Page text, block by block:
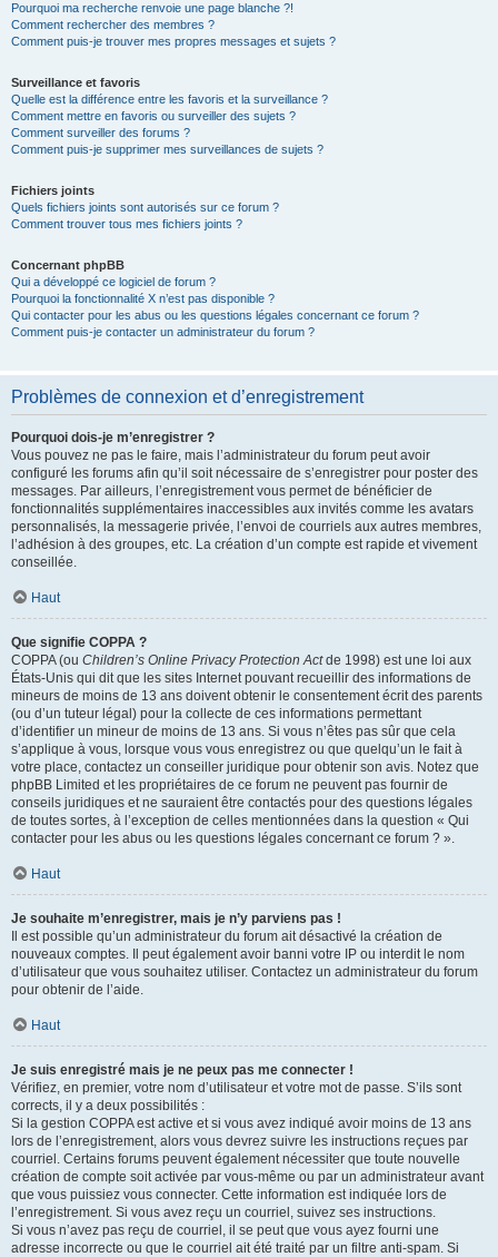
Pourquoi ma recherche renvoie une page blanche ?!
Comment rechercher des membres ?
Comment puis-je trouver mes propres messages et sujets ?
Surveillance et favoris
Quelle est la différence entre les favoris et la surveillance ?
Comment mettre en favoris ou surveiller des sujets ?
Comment surveiller des forums ?
Comment puis-je supprimer mes surveillances de sujets ?
Fichiers joints
Quels fichiers joints sont autorisés sur ce forum ?
Comment trouver tous mes fichiers joints ?
Concernant phpBB
Qui a développé ce logiciel de forum ?
Pourquoi la fonctionnalité X n’est pas disponible ?
Qui contacter pour les abus ou les questions légales concernant ce forum ?
Comment puis-je contacter un administrateur du forum ?
Problèmes de connexion et d’enregistrement
Pourquoi dois-je m’enregistrer ?
Vous pouvez ne pas le faire, mais l’administrateur du forum peut avoir
configuré les forums afin qu’il soit nécessaire de s’enregistrer pour poster des
messages. Par ailleurs, l’enregistrement vous permet de bénéficier de
fonctionnalités supplémentaires inaccessibles aux invités comme les avatars
personnalisés, la messagerie privée, l’envoi de courriels aux autres membres,
l’adhésion à des groupes, etc. La création d’un compte est rapide et vivement
conseillée.
Haut
Que signifie COPPA ?
COPPA (ou Children’s Online Privacy Protection Actde 1998) est une loi aux
États-Unis qui dit que les sites Internet pouvant recueillir des informations de
mineurs de moins de 13 ans doivent obtenir le consentement écrit des parents
(ou d’un tuteur légal) pour la collecte de ces informations permettant
d’identifier un mineur de moins de 13 ans. Si vous n’êtes pas sûr que cela
s’applique à vous, lorsque vous vous enregistrez ou que quelqu’un le fait à
votre place, contactez un conseiller juridique pour obtenir son avis. Notez que
phpBB Limited et les propriétaires de ce forum ne peuvent pas fournir de
conseils juridiques et ne sauraient être contactés pour des questions légales
de toutes sortes, à l’exception de celles mentionnées dans la question « Qui
contacter pour les abus ou les questions légales concernant ce forum ? ».
Haut
Je souhaite m’enregistrer, mais je n’y parviens pas !
Il est possible qu’un administrateur du forum ait désactivé la création de
nouveaux comptes. Il peut également avoir banni votre IP ou interdit le nom
d’utilisateur que vous souhaitez utiliser. Contactez un administrateur du forum
pour obtenir de l’aide.
Haut
Je suis enregistré mais je ne peux pas me connecter !
Vérifiez, en premier, votre nom d’utilisateur et votre mot de passe. S’ils sont
corrects, il y a deux possibilités :
Si la gestion COPPA est active et si vous avez indiqué avoir moins de 13 ans
lors de l’enregistrement, alors vous devrez suivre les instructions reçues par
courriel. Certains forums peuvent également nécessiter que toute nouvelle
création de compte soit activée par vous-même ou par un administrateur avant
que vous puissiez vous connecter. Cette information est indiquée lors de
l’enregistrement. Si vous avez reçu un courriel, suivez ses instructions.
Si vous n’avez pas reçu de courriel, il se peut que vous ayez fourni une
adresse incorrecte ou que le courriel ait été traité par un filtre anti-spam. Si